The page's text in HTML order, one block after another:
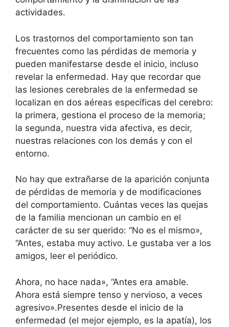
actividades.
Los trastornos del comportamiento son tan
frecuentes como las pérdidas de memoria y
pueden manifestarse desde el inicio, incluso
revelar la enfermedad. Hay que recordar que
las lesiones cerebrales de la enfermedad se
localizan en dos aéreas específicas del cerebro:
la primera, gestiona el proceso de la memoria;
la segunda, nuestra vida afectiva, es decir,
nuestras relaciones con los demás y con el
entorno.
No hay que extrañarse de la aparición conjunta
de pérdidas de memoria y de modificaciones
del comportamiento. Cuántas veces las quejas
de la familia mencionan un cambio en el
carácter de su ser querido: “No es el mismo»,
“Antes, estaba muy activo. Le gustaba ver a los
amigos, leer el periódico.
Ahora, no hace nada», “Antes era amable.
Ahora está siempre tenso y nervioso, a veces
agresivo».Presentes desde el inicio de la
enfermedad (el mejor ejemplo, es la apatía), los